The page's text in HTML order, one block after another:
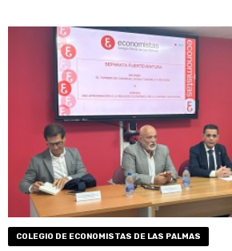
COLEGIO DE ECONOMISTAS DE LAS PALMAS